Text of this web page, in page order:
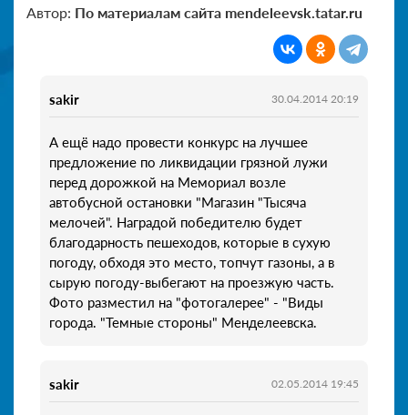
Автор: По материалам сайта mendeleevsk.tatar.ru
sakir 30.04.2014 20:19
А ещё надо провести конкурс на лучшее
предложение по ликвидации грязной лужи
перед дорожкой на Мемориал возле
автобусной остановки "Магазин "Тысяча
мелочей". Наградой победителю будет
благодарность пешеходов, которые в сухую
погоду, обходя это место, топчут газоны, а в
сырую погоду-выбегают на проезжую часть.
Фото разместил на "фотогалерее" - "Виды
города. "Темные стороны" Менделеевска.
sakir 02.05.2014 19:45